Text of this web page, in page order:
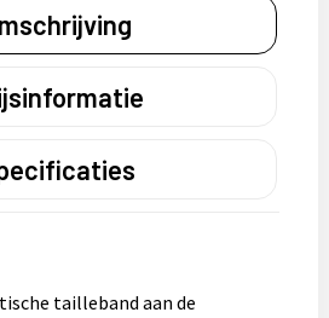
tailleband aan de